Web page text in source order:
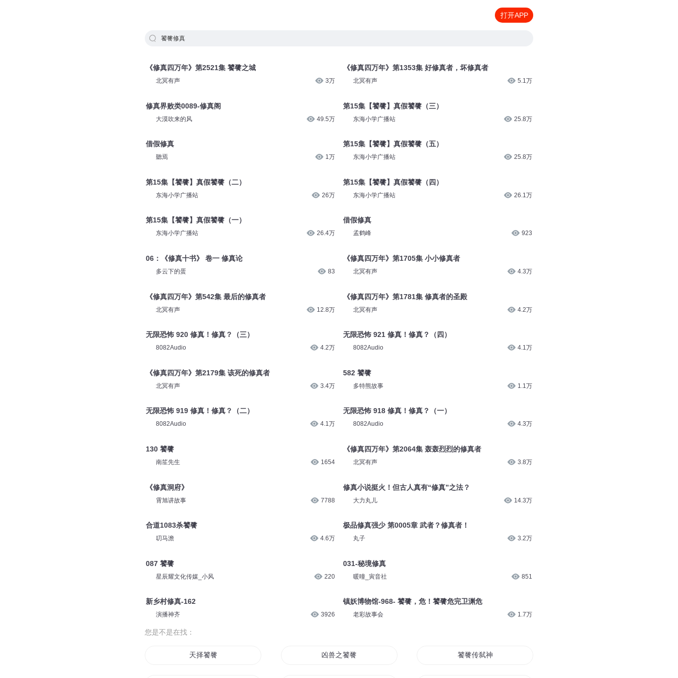
打开APP
饕餮修真
《修真四万年》第2521集 饕餮之城
北冥有声 3万
修真界败类0089-修真阁
大漠吹来的风 49.5万
借假修真
聽焉 1万
第15集【饕餮】真假饕餮（二）
东海小学广播站 26万
第15集【饕餮】真假饕餮（一）
东海小学广播站 26.4万
06：《修真十书》 卷一 修真论
多云下的蛋 83
《修真四万年》第542集 最后的修真者
北冥有声 12.8万
无限恐怖 920 修真！修真？（三）
8082Audio 4.2万
《修真四万年》第2179集 该死的修真者
北冥有声 3.4万
无限恐怖 919 修真！修真？（二）
8082Audio 4.1万
130 饕餮
南笙先生 1654
《修真洞府》
霄旭讲故事 7788
合道1083杀饕餮
叨马澹 4.6万
087 饕餮
星辰耀文化传媒_小风 220
新乡村修真-162
演播神齐 3926
《修真四万年》第1353集 好修真者，坏修真者
北冥有声 5.1万
第15集【饕餮】真假饕餮（三）
东海小学广播站 25.8万
第15集【饕餮】真假饕餮（五）
东海小学广播站 25.8万
第15集【饕餮】真假饕餮（四）
东海小学广播站 26.1万
借假修真
孟鹤峰 923
《修真四万年》第1705集 小小修真者
北冥有声 4.3万
《修真四万年》第1781集 修真者的圣殿
北冥有声 4.2万
无限恐怖 921 修真！修真？（四）
8082Audio 4.1万
582 饕餮
多特熊故事 1.1万
无限恐怖 918 修真！修真？（一）
8082Audio 4.3万
《修真四万年》第2064集 轰轰烈烈的修真者
北冥有声 3.8万
修真小说挺火！但古人真有“修真”之法？
大力丸儿 14.3万
极品修真强少 第0005章 武者？修真者！
丸子 3.2万
031-秘境修真
暖曈_寅音社 851
镇妖博物馆-968- 饕餮，危！饕餮危完卫渊危
老彩故事会 1.7万
您是不是在找：
天择饕餮 凶兽之饕餮重生 饕餮传弑神之神